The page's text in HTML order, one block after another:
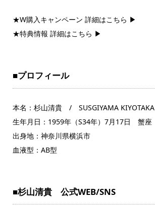
★W購入キャンペーン 詳細はこちら ▶
★特典情報 詳細はこちら ▶
■プロフィール
本名：杉山清貴 / SUSGIYAMA KIYOTAKA
生年月日：1959年（S34年）7月17日 蟹座
出身地：神奈川県横浜市
血液型：AB型
■杉山清貴 公式WEB/SNS